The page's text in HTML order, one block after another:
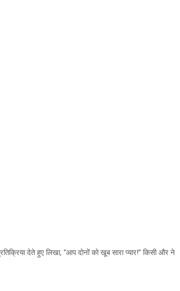
देते हुए लिखा, “आप दोनों को खूब सारा प्यार!” किसी और ने